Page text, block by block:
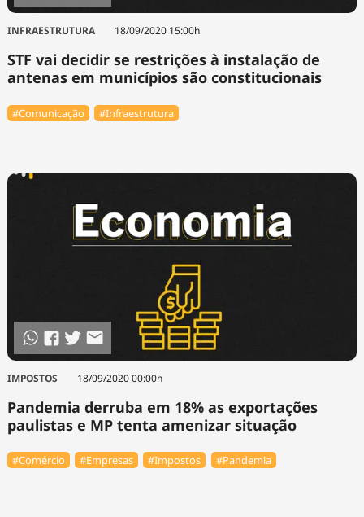
INFRAESTRUTURA 18/09/2020 15:00h
STF vai decidir se restrições à instalação de
antenas em municípios são constitucionais
#Comunicação #Infraestrutura
IMPOSTOS 18/09/2020 00:00h
Pandemia derruba em 18% as exportações
paulistas e MP tenta amenizar situação
#Comércio #Empresas #Impostos #Pandemia